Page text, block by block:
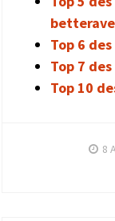
betterave
Top 6
Top 7
Top 10
8